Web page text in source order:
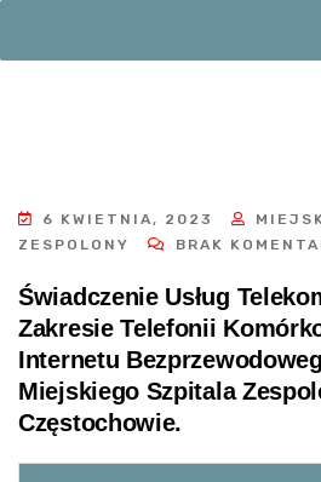
6 KWIETNIA, 2023
ZESPOLONY
BRAK
Świadczenie Usług
Zakresie Telefonii
Internetu
Miejskiego Szpitala
Częstochowie.